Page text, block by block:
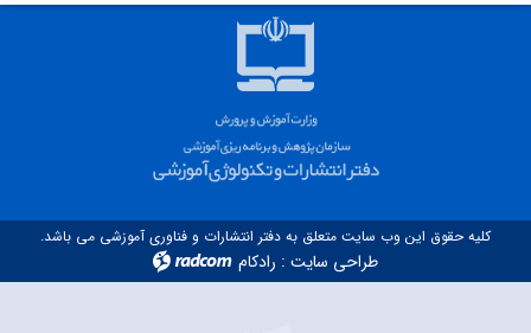
کلیه حقوق این وب سایت متعلق به دفتر انتشارات و فناوری آموزشی می باشد.
طراحی سایت : رادکام radcom